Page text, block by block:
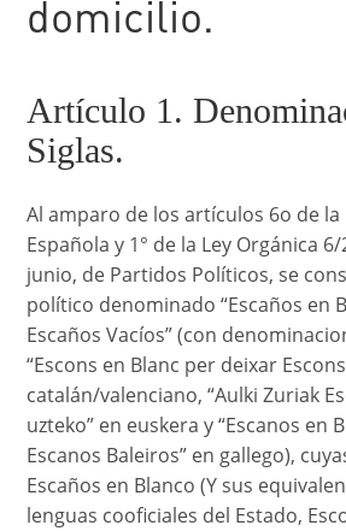
domicilio.
Artículo 1.
Siglas.
Al amparo de los artículos 6o de
Española y 1° de la Ley Orgánica
junio, de Partidos Políticos, se
político denominado “Escaños en
Escaños Vacíos” (con
“Escons en Blanc per deixar
catalán/valenciano, “Aulki Zuriak
uzteko” en euskera y “Escanos en
Escanos Baleiros” en gallego),
Escaños en Blanco (Y sus
lenguas cooficiales del Estado,